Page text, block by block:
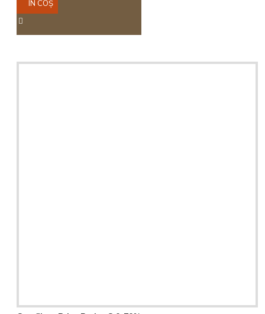
ÎN COŞ